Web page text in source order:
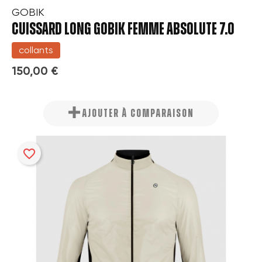
GOBIK
CUISSARD LONG GOBIK FEMME ABSOLUTE 7.0
collants
150,00 €
AJOUTER À COMPARAISON
favorite_border